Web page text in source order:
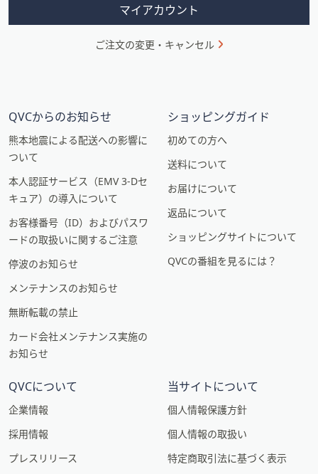
マイアカウント
ご注文の変更・キャンセル
QVCからのお知らせ
熊本地震による配送への影響に
ついて
本人認証サービス（EMV 3-Dセ
キュア）の導入について
お客様番号（ID）およびパスワ
ードの取扱いに関するご注意
停波のお知らせ
メンテナンスのお知らせ
無断転載の禁止
カード会社メンテナンス実施の
お知らせ
ショッピングガイド
初めての方へ
送料について
お届けについて
返品について
ショッピングサイトについて
QVCの番組を見るには？
QVCについて
企業情報
採用情報
プレスリリース
当サイトについて
個人情報保護方針
個人情報の取扱い
特定商取引法に基づく表示